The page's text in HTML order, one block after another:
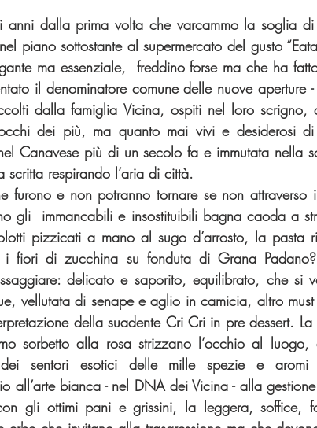
anni dalla prima volta che varcammo la soglia
piano sottostante al supermercato del gusto
ma essenziale,  freddino forse ma che ha
il denominatore comune delle nuove aperture
dalla famiglia Vicina, ospiti nel loro scrigno,
dei più, ma quanto mai vivi e desiderosi
Canavese più di un secolo fa e immutata nella
scritta respirando l’aria di città.
furono e non potranno tornare se non
gli  immancabili e insostituibili bagna caoda a
pizzicati a mano al sugo d’arrosto, la pasta
i fiori di zucchina su fonduta di Grana
delicato e saporito, equilibrato, che si
vellutata di senape e aglio in camicia, altro
della suadente Cri Cri in pre dessert.
sorbetto alla rosa strizzano l’occhio al luogo,
sentori esotici delle mille spezie e
all’arte bianca - nel DNA dei Vicina - alla
gli ottimi pani e grissini, la leggera, soffice,